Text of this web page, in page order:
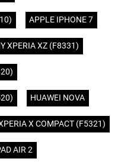
APPLE IPHONE 7
XPERIA XZ (F8331)
HUAWEI NOVA
X COMPACT (F5321)
AIR 2